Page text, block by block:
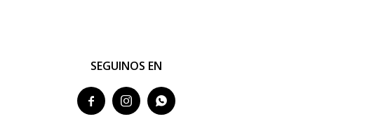
SEGUINOS EN
  